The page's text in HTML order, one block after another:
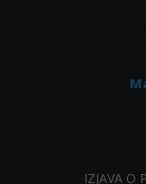
IZJAVA O